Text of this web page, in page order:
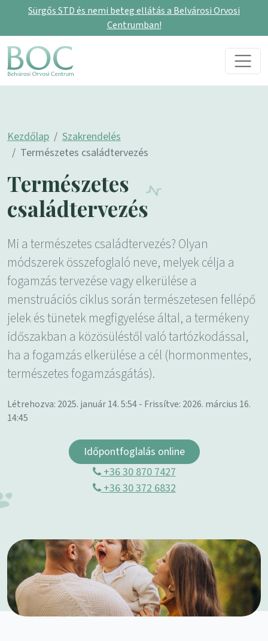
Sürgős STD és nemi beteg ellátás a Belvárosi Orvosi
Centrumban!
Skip to content
Main Navigation
Kezdőlap
Szakrendelés
Természetes családtervezés
Természetes
családtervezés
Mi a természetes családtervezés? Olyan
módszerek összefoglaló neve, melyek célja a
fogamzás tervezése vagy elkerülése a
menstruációs ciklus során természetesen fellépő
jelek és tünetek megfigyelése által, a termékeny
időszakban a közösüléstől való tartózkodással,
ha a fogamzás elkerülése a cél (hormonmentes,
természetes fogamzásgátás).
Létrehozva: 2025. január 14. 5:54 - Frissítve: 2026. március 16.
14:45
Időpontfoglalás online
+36 30 870 7427
+36 30 372 6832